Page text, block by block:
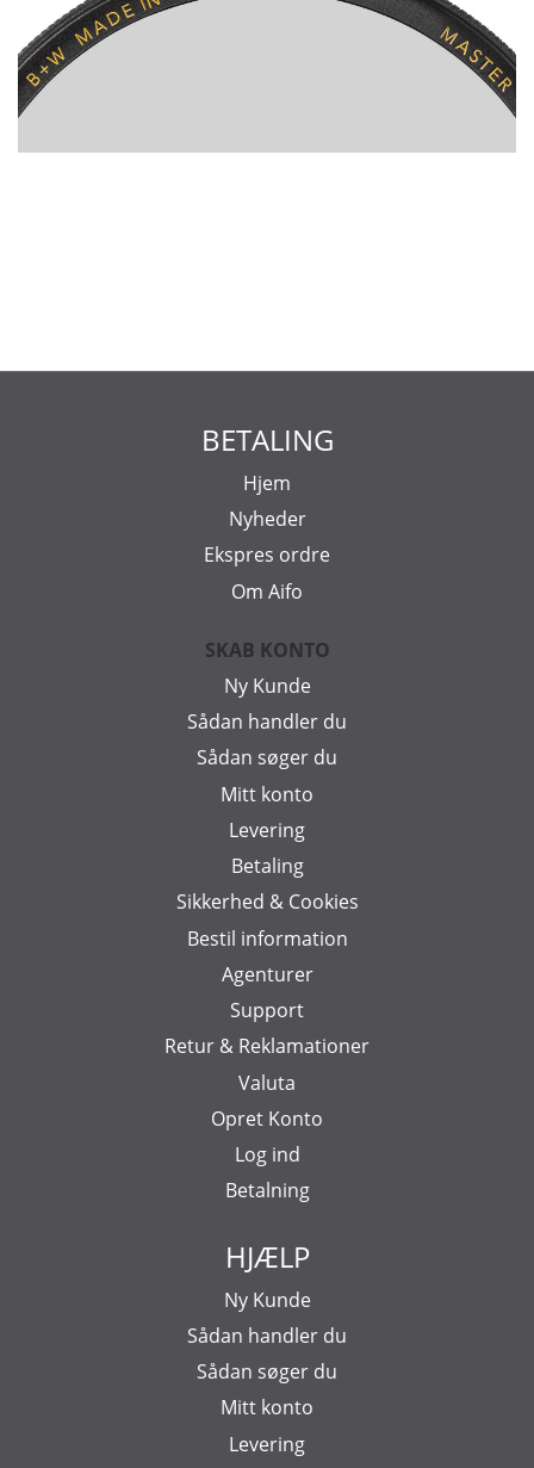
BETALING
Hjem
Nyheder
Ekspres ordre
Om Aifo
SKAB KONTO
Ny Kunde
Sådan handler du
Sådan søger du
Mitt konto
Levering
Betaling
Sikkerhed & Cookies
Bestil information
Agenturer
Support
Retur & Reklamationer
Valuta
Opret Konto
Log ind
Betalning
HJÆLP
Ny Kunde
Sådan handler du
Sådan søger du
Mitt konto
Levering